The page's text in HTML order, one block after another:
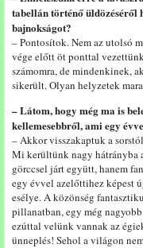
tabellán történő üldözéséről
bajnokságot?
– Pontosítok. Nem az utolsó
vége előtt öt ponttal
számomra, de mindenkinek,
sikerült. Olyan helyzetek
– Látom, hogy még ma is
kellemesebbről, ami egy
– Akkor visszakaptuk a
Mi kerültünk nagy hátrányba
görccsel járt együtt, hanem
egy évvel azelőttihez képest
esélye. A közönség
pillanatban, egy még
ezúttal velünk vannak az
ünneplés! Sehol a világon